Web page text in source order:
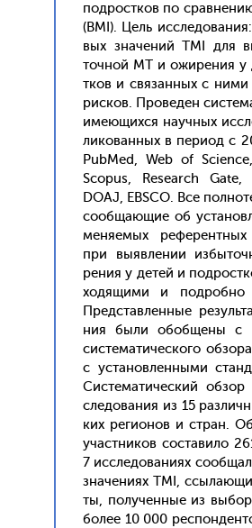
под­рос­тков по
(BMI). Цель
вых зна­чений TMI для
точ­ной МТ и ожи­рения
тков и свя­зан­ных с ни­ми
рис­ков. Про­веден
име­ющих­ся на­уч­ных
ли­кован­ных в пе­ри­од с
PubMed, Web of
Scopus, Research Gate,
DOAJ, EBSCO. Все
со­об­ща­ющие об
меня­емых ре­ферен­тных
при вы­яв­ле­нии
рения у де­тей и
хо­дящи­ми и под­робно
Пред­став­ленные
ния бы­ли обоб­ще­ны с
сис­те­мати­чес­ко­го
с ус­та­нов­ленны­ми
Сис­те­мати­чес­кий
сле­дова­ния из 15
ких ре­ги­онов и стран.
учас­тни­ков сос­та­вило
7 ис­сле­дова­ни­ях
зна­чени­ях TMI,
ты, по­лучен­ные из
бо­лее 10 000